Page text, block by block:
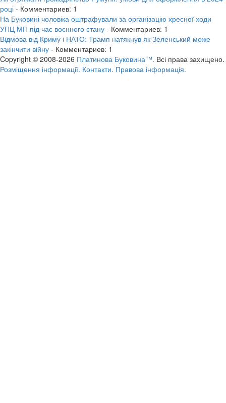
році - Комментариев: 1
На Буковині чоловіка оштрафували за організацію хресної ходи
УПЦ МП під час воєнного стану - Комментариев: 1
Відмова від Криму і НАТО: Трамп натякнув як Зеленський може
закінчити війну - Комментариев: 1
Copyright © 2008-2026 Платинова Буковина™. Всі права захищено.
Розміщення інформації. Контакти. Правова інформація.